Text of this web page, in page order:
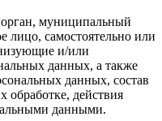
муниципальный
лицо, самостоятельно или
и/или
данных, а также
данных, состав
действия
данными.